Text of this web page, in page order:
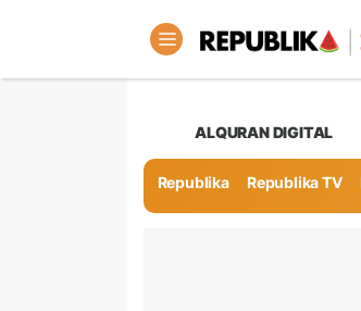
ALQURAN DIGITAL
Republika Republika TV